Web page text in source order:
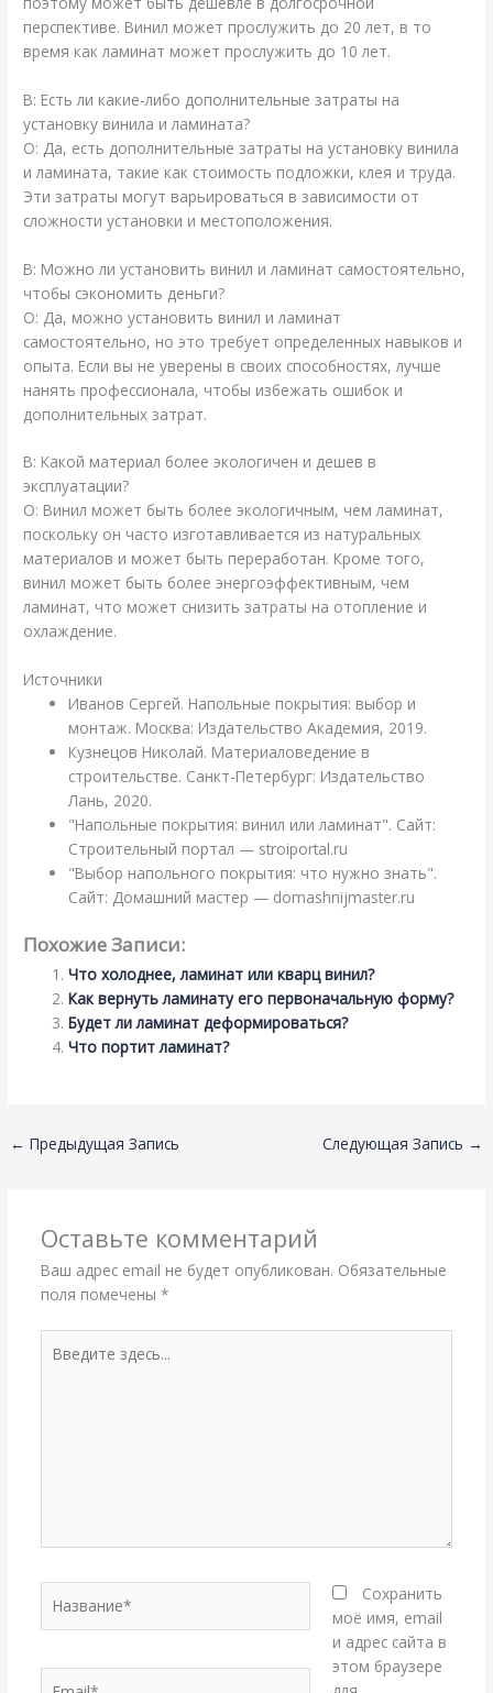
перспективе. Винил может прослужить до 20 лет, в то
время как ламинат может прослужить до 10 лет.
В: Есть ли какие-либо дополнительные затраты на
установку винила и ламината?
О: Да, есть дополнительные затраты на установку винила
и ламината, такие как стоимость подложки, клея и труда.
Эти затраты могут варьироваться в зависимости от
сложности установки и местоположения.
В: Можно ли установить винил и ламинат самостоятельно,
чтобы сэкономить деньги?
О: Да, можно установить винил и ламинат
самостоятельно, но это требует определенных навыков и
опыта. Если вы не уверены в своих способностях, лучше
нанять профессионала, чтобы избежать ошибок и
дополнительных затрат.
В: Какой материал более экологичен и дешев в
эксплуатации?
О: Винил может быть более экологичным, чем ламинат,
поскольку он часто изготавливается из натуральных
материалов и может быть переработан. Кроме того,
винил может быть более энергоэффективным, чем
ламинат, что может снизить затраты на отопление и
охлаждение.
Источники
Иванов Сергей. Напольные покрытия: выбор и
монтаж. Москва: Издательство Академия, 2019.
Кузнецов Николай. Материаловедение в
строительстве. Санкт-Петербург: Издательство
Лань, 2020.
"Напольные покрытия: винил или ламинат". Сайт:
Строительный портал — stroiportal.ru
"Выбор напольного покрытия: что нужно знать".
Сайт: Домашний мастер — domashnijmaster.ru
Похожие Записи:
Что холоднее, ламинат или кварц винил?
Как вернуть ламинату его первоначальную форму?
Будет ли ламинат деформироваться?
Что портит ламинат?
← Предыдущая Запись Следующая Запись →
Оставьте комментарий
Ваш адрес email не будет опубликован. Обязательные
поля помечены *
здесь...
Сохранить
моё имя, email
и адрес сайта в
этом браузере